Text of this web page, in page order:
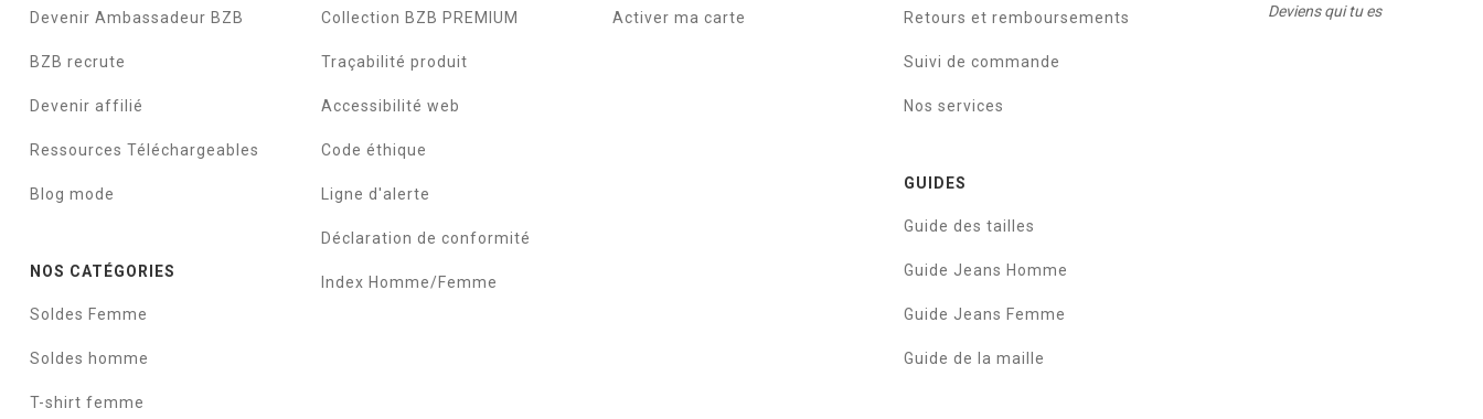
Devenir Ambassadeur BZB
BZB recrute
Devenir affilié
Ressources Téléchargeables
Blog mode
NOS CATÉGORIES
Soldes Femme
Soldes homme
T-shirt femme
Collection BZB PREMIUM
Traçabilité produit
Accessibilité web
Code éthique
Ligne d'alerte
Déclaration de conformité
Index Homme/Femme
Activer ma carte Retours et remboursements
Suivi de commande
Nos services
GUIDES
Guide des tailles
Guide Jeans Homme
Guide Jeans Femme
Guide de la maille
Deviens qui tu es